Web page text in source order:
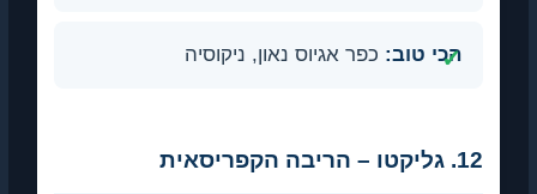
הכי טוב: כפר אגיוס נאון, ניקוסיה
12. גליקטו – הריבה הקפריסאית